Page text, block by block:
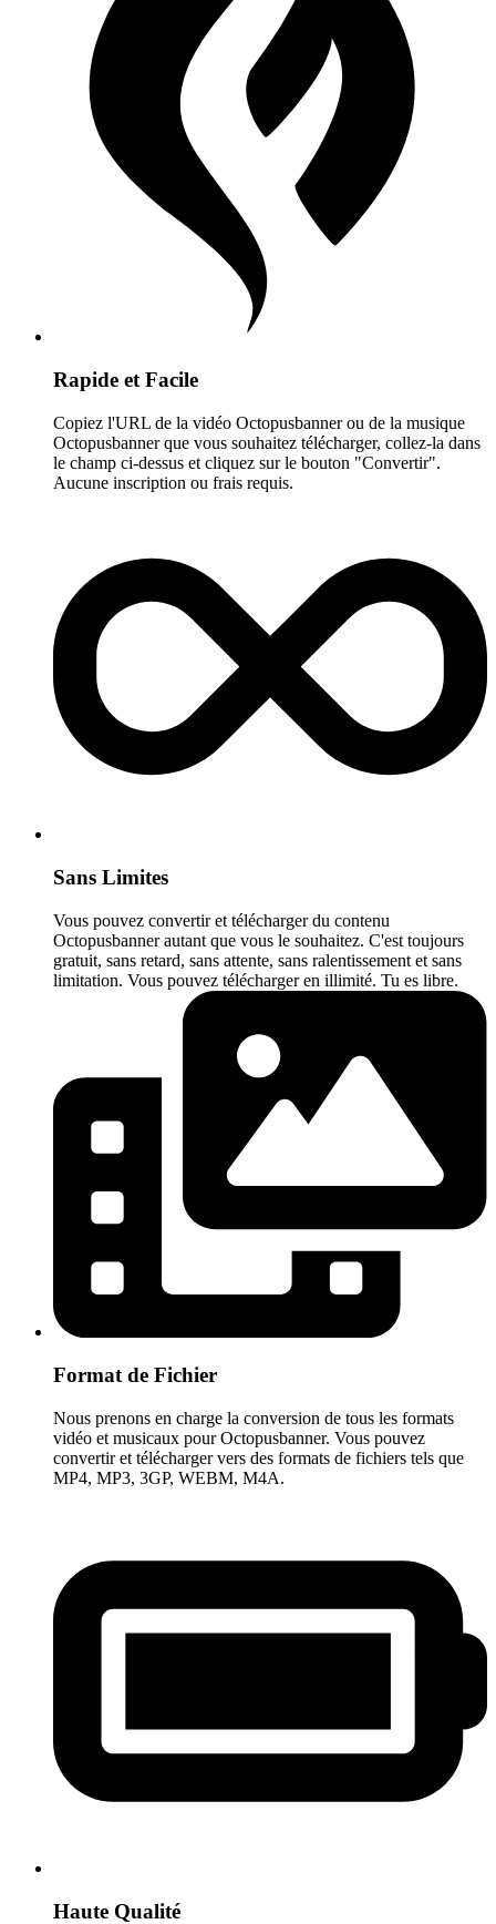
Rapide et Facile
Copiez l'URL de la vidéo Octopusbanner ou de la musique
Octopusbanner que vous souhaitez télécharger, collez-la dans
le champ ci-dessus et cliquez sur le bouton "Convertir".
Aucune inscription ou frais requis.
Sans Limites
Vous pouvez convertir et télécharger du contenu
Octopusbanner autant que vous le souhaitez. C'est toujours
gratuit, sans retard, sans attente, sans ralentissement et sans
limitation. Vous pouvez télécharger en illimité. Tu es libre.
Format de Fichier
Nous prenons en charge la conversion de tous les formats
vidéo et musicaux pour Octopusbanner. Vous pouvez
convertir et télécharger vers des formats de fichiers tels que
MP4, MP3, 3GP, WEBM, M4A.
Haute Qualité